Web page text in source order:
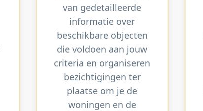
van gedetailleerde
informatie over
beschikbare objecten
die voldoen aan jouw
criteria en organiseren
bezichtigingen ter
plaatse om je de
woningen en de